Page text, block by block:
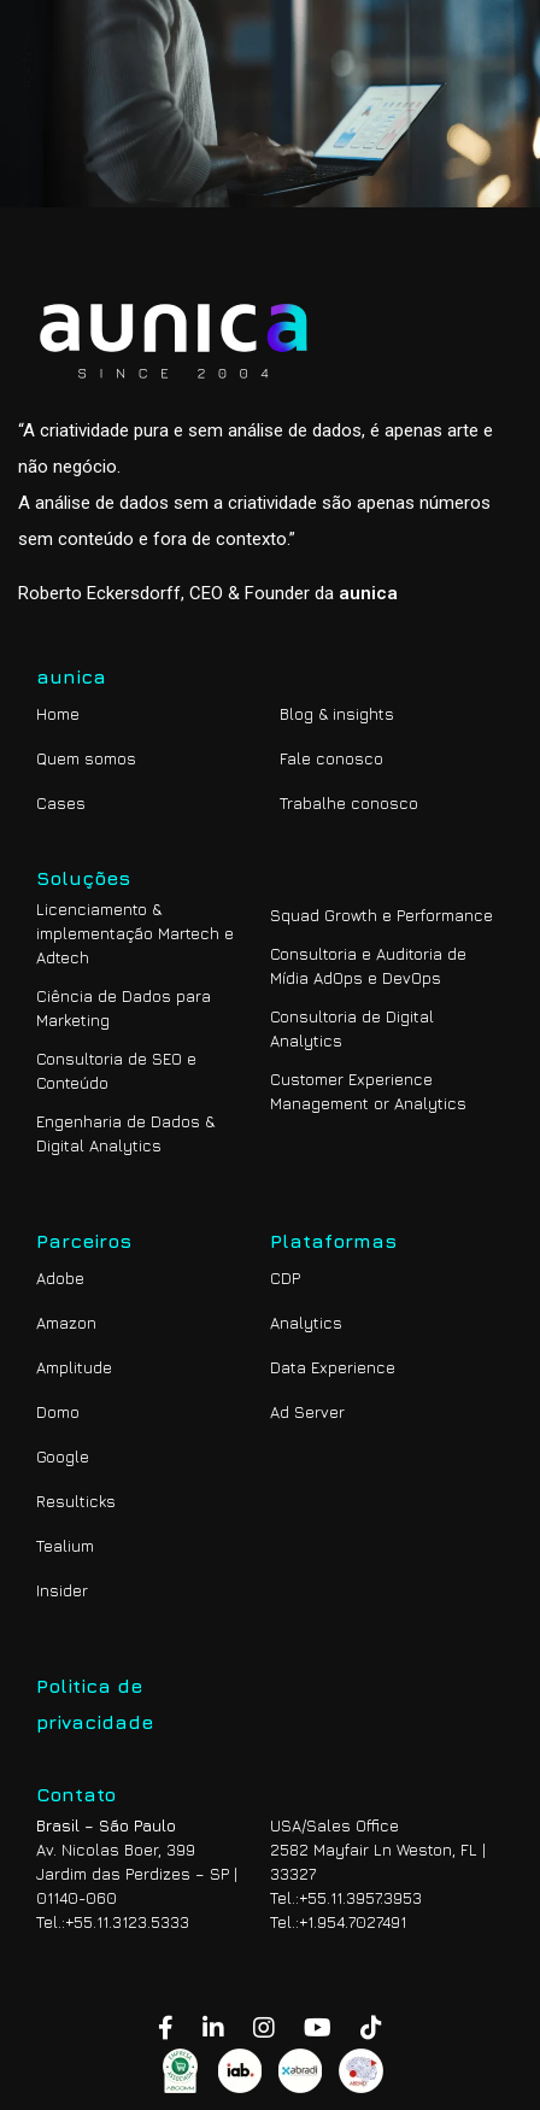
“A criatividade pura e sem análise de dados, é apenas arte e
não negócio.
A análise de dados sem a criatividade são apenas números
sem conteúdo e fora de contexto.”
Roberto Eckersdorff, CEO & Founder da aunica
aunica
Home
Quem somos
Cases
Blog & insights
Fale conosco
Trabalhe conosco
Soluções
Licenciamento &
implementação Martech e
Adtech
Ciência de Dados para
Marketing
Consultoria de SEO e
Conteúdo
Engenharia de Dados &
Digital Analytics
Squad Growth e Performance
Consultoria e Auditoria de
Mídia AdOps e DevOps
Consultoria de Digital
Analytics
Customer Experience
Management or Analytics
Parceiros
Adobe
Amazon
Amplitude
Domo
Google
Resulticks
Tealium
Insider
Plataformas
CDP
Analytics
Data Experience
Ad Server
Politica de
privacidade
Contato
Brasil – São Paulo
Av. Nicolas Boer, 399
Jardim das Perdizes – SP |
01140-060
Tel.:+55.11.3123.5333
USA/Sales Office
2582 Mayfair Ln Weston, FL |
33327
Tel.:+55.11.3957.3953
Tel.:+1.954.7027491